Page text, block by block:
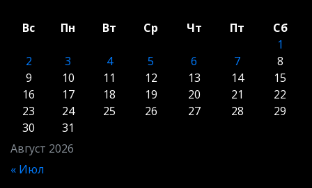
Август 2026
Вс Пн Вт Ср Чт Пт
Сб
1
2
3 4 5 6 7
8
9
10 11 12 13 14
15
16
17 18 19 20 21
22
23
24 25 26 27 28
29
30
31
« Июл